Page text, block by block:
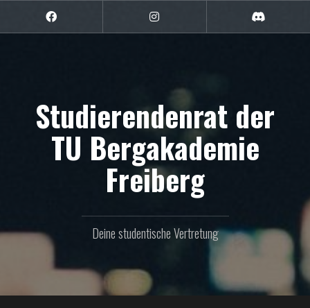
springen
Facebook
Studierendenrat der
TU Bergakademie
Freiberg
Deine studentische Vertretung